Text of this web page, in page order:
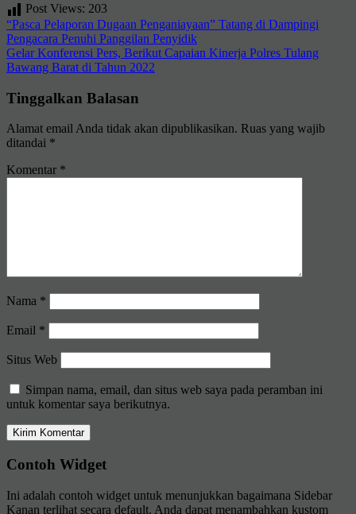
Post Views: 203
Navigasi
pos
“Pasca Pelaporan Dugaan Penganiayaan” Tatang di Dampingi
Pengacara Penuhi Panggilan Penyidik
Gelar Konferensi Pers, Berikut Capaian Kinerja Polres Tulang
Bawang Barat di Tahun 2022
Tinggalkan Balasan
Alamat email Anda tidak akan dipublikasikan. Ruas yang wajib
ditandai *
Komentar *
Nama *
Email *
Situs Web
Simpan nama, email, dan situs web saya pada peramban ini
untuk komentar saya berikutnya.
Contoh Widget
Ini adalah contoh widget untuk menunjukkan bagaimana Sidebar
Kanan terlihat secara default. Anda dapat menambahkan kustom